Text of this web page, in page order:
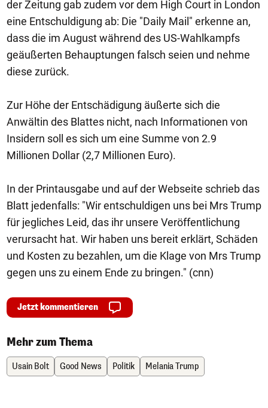
der Zeitung gab zudem vor dem High Court in London
eine Entschuldigung ab: Die "Daily Mail" erkenne an,
dass die im August während des US-Wahlkampfs
geäußerten Behauptungen falsch seien und nehme
diese zurück.
Zur Höhe der Entschädigung äußerte sich die
Anwältin des Blattes nicht, nach Informationen von
Insidern soll es sich um eine Summe von 2.9
Millionen Dollar (2,7 Millionen Euro).
In der Printausgabe und auf der Webseite schrieb das
Blatt jedenfalls: "Wir entschuldigen uns bei Mrs Trump
für jegliches Leid, das ihr unsere Veröffentlichung
verursacht hat. Wir haben uns bereit erklärt, Schäden
und Kosten zu bezahlen, um die Klage von Mrs Trump
gegen uns zu einem Ende zu bringen." (cnn)
Jetzt kommentieren
Mehr zum Thema
Usain Bolt Good News Politik Melania Trump